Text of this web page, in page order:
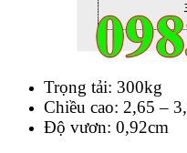
Trọng tải: 300kg
Chiều cao: 2,65 –
Độ vươn: 0,92cm